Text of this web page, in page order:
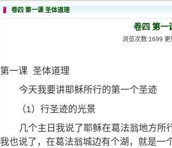
卷四 第一课 圣体道理
卷四 第一
浏览次数:1699
第一课 圣体道理
今天我要讲耶稣所行的第一个圣迹
（1）行圣迹的光景
几个主日我说了耶稣在葛法翁地方所
我也说了，在葛法翁城边有个湖，就是一